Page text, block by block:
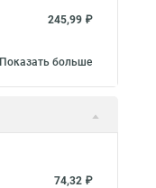
245,99 ₽
Показать больше
74,32 ₽